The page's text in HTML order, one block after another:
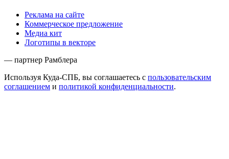
Реклама на сайте
Коммерческое предложение
Медиа кит
Логотипы в векторе
— партнер Рамблера
Используя Куда-СПБ, вы соглашаетесь с пользовательским
соглашением и политикой конфиденциальности.